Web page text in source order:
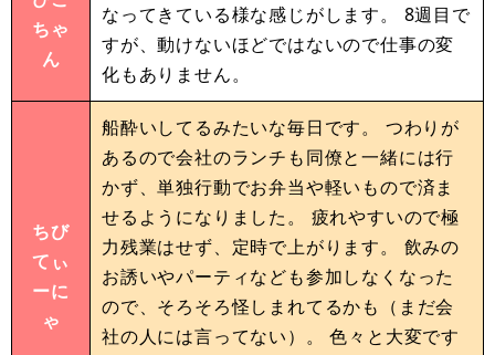
ちゃ
ん
なってきている様な感じがします。 8週目で
すが、動けないほどではないので仕事の変
化もありません。
ちび
てぃ
ーに
ゃ
船酔いしてるみたいな毎日です。 つわりが
あるので会社のランチも同僚と一緒には行
かず、単独行動でお弁当や軽いもので済ま
せるようになりました。 疲れやすいので極
力残業はせず、定時で上がります。 飲みの
お誘いやパーティなども参加しなくなった
ので、そろそろ怪しまれてるかも（まだ会
社の人には言ってない）。 色々と大変です